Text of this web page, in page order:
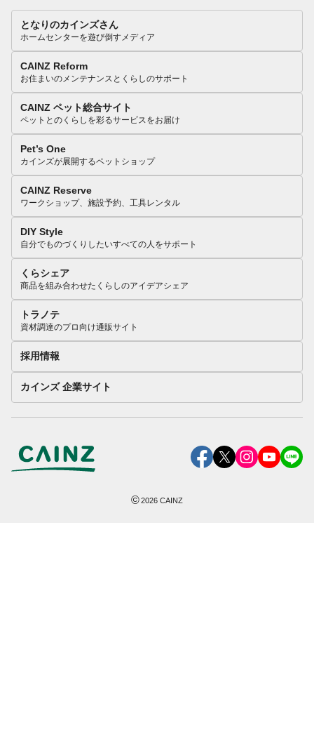
となりのカインズさん
ホームセンターを遊び倒すメディア
CAINZ Reform
お住まいのメンテナンスとくらしのサポート
CAINZ ペット総合サイト
ペットとのくらしを彩るサービスをお届け
Pet’s One
カインズが展開するペットショップ
CAINZ Reserve
ワークショップ、施設予約、工具レンタル
DIY Style
自分でものづくりしたいすべての人をサポート
くらシェア
商品を組み合わせたくらしのアイデアシェア
トラノテ
資材調達のプロ向け通販サイト
採用情報
カインズ 企業サイト
©2026 CAINZ